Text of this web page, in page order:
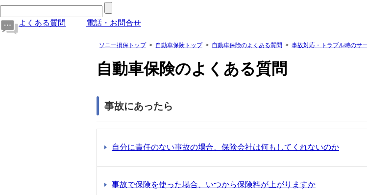
よくある質問 電話・お問合せ
ソニー損保トップ 自動車保険トップ 自動車保険のよくある質問 事故対応・トラブル時のサ
自動車保険のよくある質問
事故にあったら
自分に責任のない事故の場合、保険会社は何もしてくれないのか
事故で保険を使った場合、いつから保険料が上がりますか